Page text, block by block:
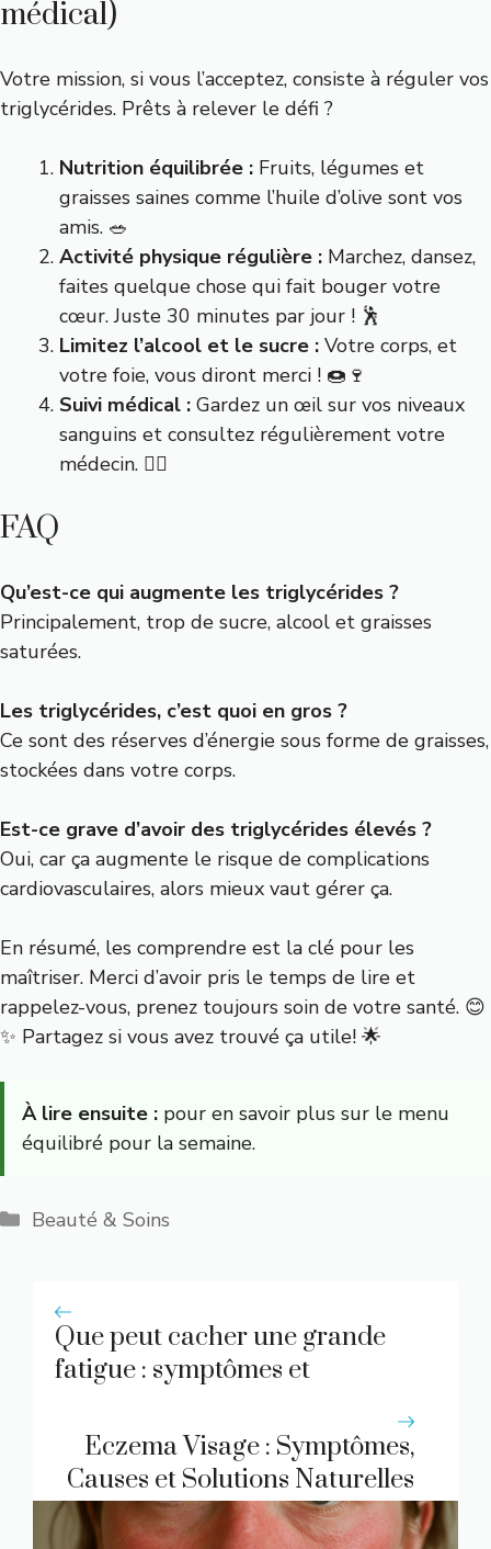
médical)
Votre mission, si vous l’acceptez, consiste à réguler vos
triglycérides. Prêts à relever le défi ?
Nutrition équilibrée : Fruits, légumes et
graisses saines comme l’huile d’olive sont vos
amis. 🥗
Activité physique régulière : Marchez, dansez,
faites quelque chose qui fait bouger votre
cœur. Juste 30 minutes par jour ! 🕺
Limitez l’alcool et le sucre : Votre corps, et
votre foie, vous diront merci ! 🍩🍷
Suivi médical : Gardez un œil sur vos niveaux
sanguins et consultez régulièrement votre
médecin. 👨‍⚕️
FAQ
Qu’est-ce qui augmente les triglycérides ?
Principalement, trop de sucre, alcool et graisses
saturées.
Les triglycérides, c’est quoi en gros ?
Ce sont des réserves d’énergie sous forme de graisses,
stockées dans votre corps.
Est-ce grave d’avoir des triglycérides élevés ?
Oui, car ça augmente le risque de complications
cardiovasculaires, alors mieux vaut gérer ça.
En résumé, les comprendre est la clé pour les
maîtriser. Merci d’avoir pris le temps de lire et
rappelez-vous, prenez toujours soin de votre santé. 😊
✨ Partagez si vous avez trouvé ça utile! 🌟
À lire ensuite : pour en savoir plus sur le menu
équilibré pour la semaine.
Catégories
Beauté & Soins
Que peut cacher une grande
fatigue : symptômes et
Eczema Visage : Symptômes,
Causes et Solutions Naturelles